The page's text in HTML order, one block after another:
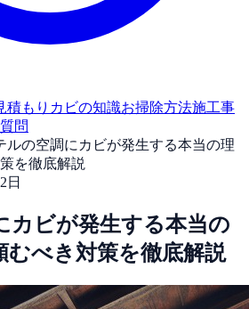
積もり カビの知識お掃除方法施工事
問
ルの空調にカビが発生する本当の理
を徹底解説
日
カビが発生する本当の
むべき対策を徹底解説